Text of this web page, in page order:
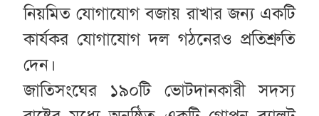
নিয়মিত যোগাযোগ বজায় রাখার জন্য একটি
কার্যকর যোগাযোগ দল গঠনেরও প্রতিশ্রুতি
দেন।
জাতিসংঘের ১৯০টি ভোটদানকারী সদস্য